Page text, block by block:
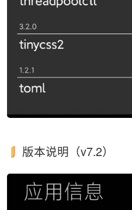
版本说明（v7.2）